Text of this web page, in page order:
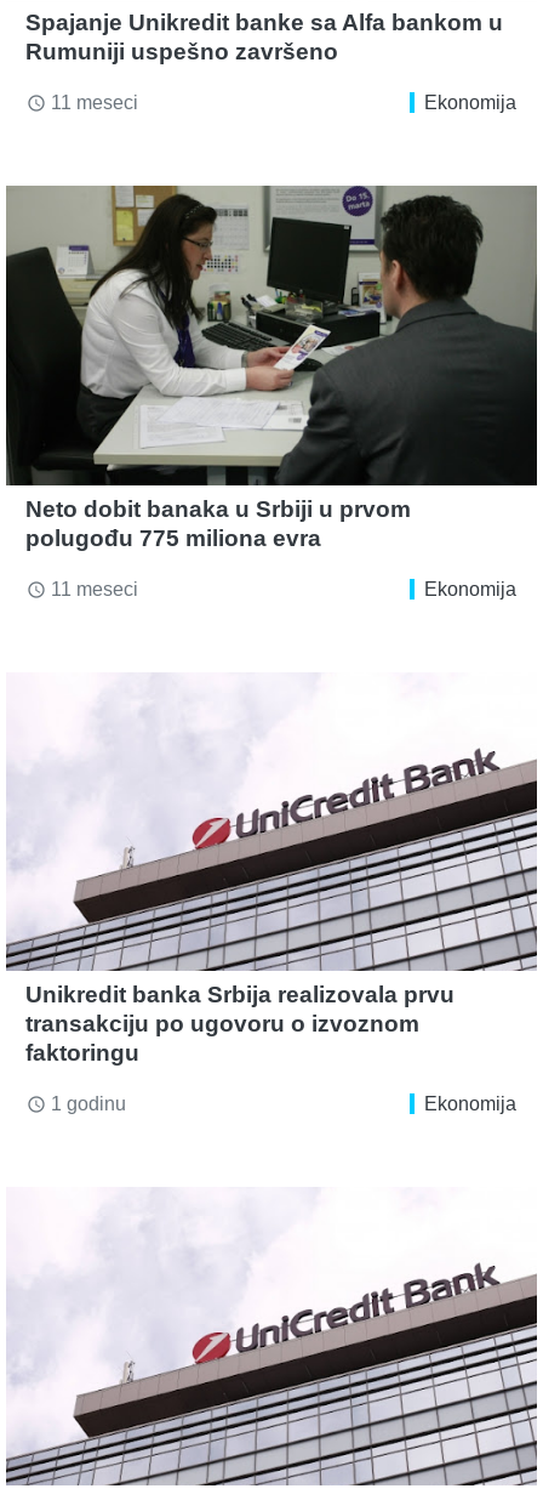
Spajanje Unikredit banke sa Alfa bankom u
Rumuniji uspešno završeno
access_time 11 meseci Ekonomija
Neto dobit banaka u Srbiji u prvom
polugođu 775 miliona evra
access_time 11 meseci Ekonomija
Unikredit banka Srbija realizovala prvu
transakciju po ugovoru o izvoznom
faktoringu
access_time 1 godinu Ekonomija